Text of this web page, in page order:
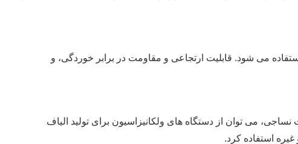
می شود. قابلیت ارتجاعی و مقاومت در برابر خوردگی، و
می توان از دستگاه های ولکانیزاسیون برای تولید الیاف
استفاده کرد.